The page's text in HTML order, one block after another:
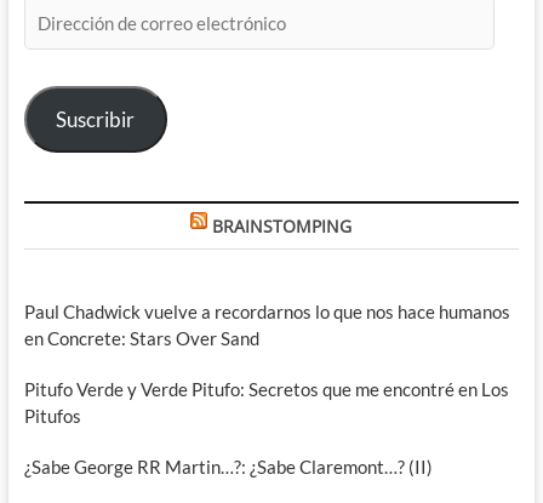
de
electrónico
Suscribir
BRAINSTOMPING
Paul Chadwick vuelve a recordarnos lo que nos hace humanos
en Concrete: Stars Over Sand
Pitufo Verde y Verde Pitufo: Secretos que me encontré en Los
Pitufos
¿Sabe George RR Martin…?: ¿Sabe Claremont…? (II)